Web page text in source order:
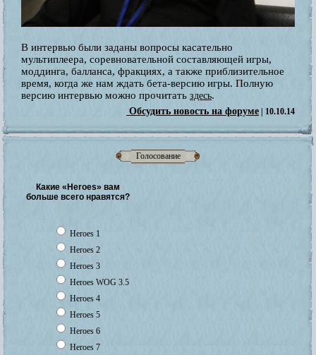
Голосование
Какие «Heroes» вам
больше всего нравятся?
Heroes 1
Heroes 2
Heroes 3
Heroes WOG 3.5
Heroes 4
Heroes 5
Heroes 6
Heroes 7
В интервью были заданы вопросы касательно
мультиплеера, соревновательной составляющей игры,
моддинга, балланса, фракциях, а также приблизительное
время, когда же нам ждать бета-версию игры. Полную
версию интервью можно прочитать здесь.
Обсудить новость на форуме | 10.10.14